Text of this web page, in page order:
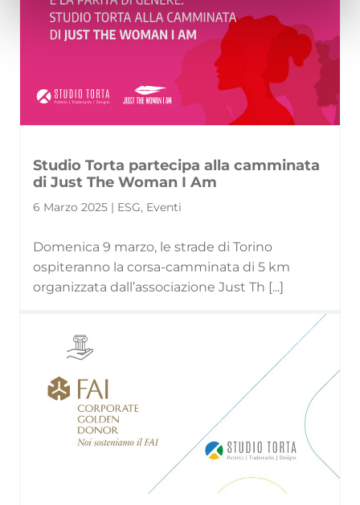
Studio Torta partecipa alla camminata
di Just The Woman I Am
6 Marzo 2025 | ESG, Eventi
Domenica 9 marzo, le strade di Torino
ospiteranno la corsa-camminata di 5 km
organizzata dall’associazione Just Th [...]